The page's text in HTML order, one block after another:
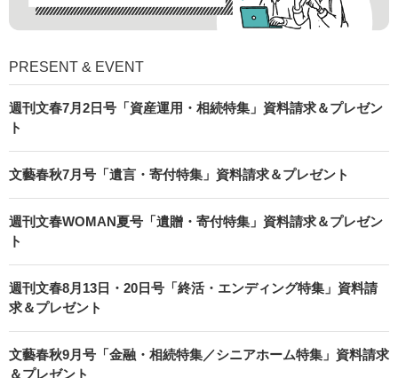
PRESENT & EVENT
週刊文春7月2日号「資産運用・相続特集」資料請求＆プレゼン
ト
文藝春秋7月号「遺言・寄付特集」資料請求＆プレゼント
週刊文春WOMAN夏号「遺贈・寄付特集」資料請求＆プレゼン
ト
週刊文春8月13日・20日号「終活・エンディング特集」資料請
求＆プレゼント
文藝春秋9月号「金融・相続特集／シニアホーム特集」資料請求
＆プレゼント